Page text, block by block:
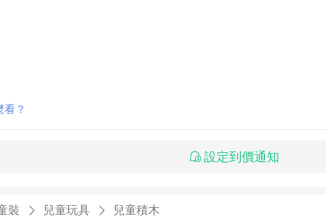
看？
設定到價通知
裝 兒童玩具 兒童積木